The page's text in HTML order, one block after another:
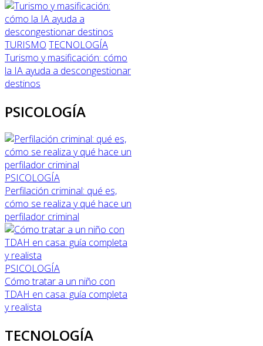
TURISMO TECNOLOGÍA
Turismo y masificación: cómo
la IA ayuda a descongestionar
destinos
PSICOLOGÍA
PSICOLOGÍA
Perfilación criminal: qué es,
cómo se realiza y qué hace un
perfilador criminal
PSICOLOGÍA
Cómo tratar a un niño con
TDAH en casa: guía completa
y realista
TECNOLOGÍA